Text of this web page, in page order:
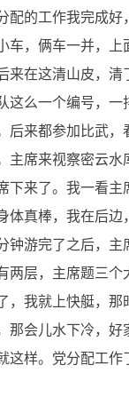
配的工作我完成
车，俩车一并，
来在这清山皮，
这么一个编号，
后来都参加比武，
主席来视察密云
下来了。我一看
体真棒，我在后
钟游完了之后，
两层，主席题三
，我就上快艇，
那会儿水下冷，
这样。党分配工作